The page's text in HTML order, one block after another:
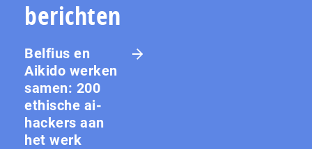
berichten
Belfius en
Aikido werken
samen: 200
ethische ai-
hackers aan
het werk